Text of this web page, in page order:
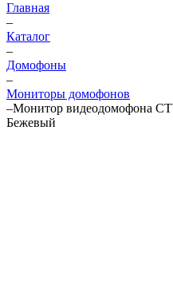
Главная
–
Каталог
–
Домофоны
–
Мониторы домофонов
–Монитор видеодомофона
Бежевый